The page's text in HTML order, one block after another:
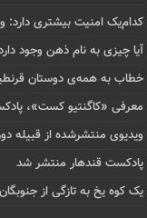
کدام‌یک امنیت بیشتری دارد:
آیا چیزی به نام ذهن وجود
خطاب به همه‌ی دوستان
معرفی «کاگنتیو کست»،
ویدیوی منتشرشده از قبیله
پادکست قندهار منتشر شد
یک کوه یخ به تازگی از